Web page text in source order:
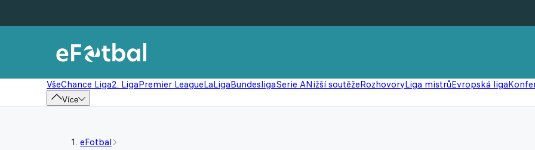
VšeChance Liga2. LigaPremier LeagueLaLigaBundesligaSerie ANižší soutěžeRozhovoryLiga mistrůEvropská liga
Více
eFotbal